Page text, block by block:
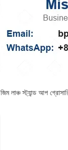
জিম লাঞ্চ স্ট্যান্ড আপ